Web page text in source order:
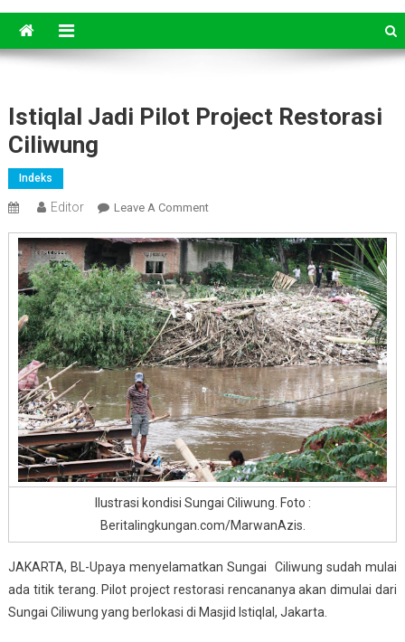
Istiqlal Jadi Pilot Project Restorasi
Ciliwung
Indeks
Editor Leave A CommentOn
Jadi
Pilot
Project
Restorasi
Ciliwung
Ilustrasi kondisi Sungai Ciliwung. Foto :
Beritalingkungan.com/MarwanAzis.
JAKARTA, BL-Upaya menyelamatkan Sungai Ciliwung sudah mulai
ada titik terang. Pilot project restorasi rencananya akan dimulai dari
Sungai Ciliwung yang berlokasi di Masjid Istiqlal, Jakarta.